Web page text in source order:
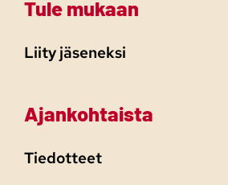
Tule mukaan
Liity jäseneksi
Ajankohtaista
Tiedotteet